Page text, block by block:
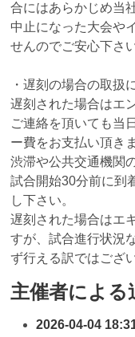
合にはあらかじめ当
中止になった大会や
せんのでご安心下さい
・遅刻の場合の取扱
遅刻された場合はエ
ご連絡を頂いても当
ー費をお支払い頂き
渋滞や公共交通機関
試合開始30分前に到
し下さい。
遅刻された場合はエ
すが、試合進行状況
ず行える訳ではござ
主催者による
2026-04-04